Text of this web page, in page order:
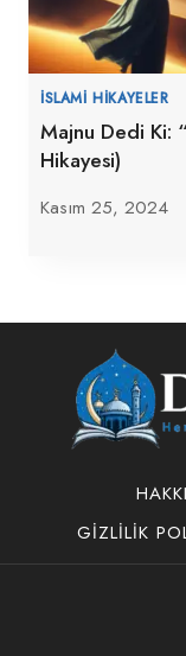
İSLAMI HIKAYELER
Majnu Dedi Ki:
Hikayesi)
Kasım 25, 2024
GIZLILIK